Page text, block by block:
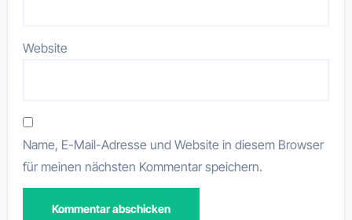
Website
Name, E-Mail-Adresse und Website in diesem Browser
für meinen nächsten Kommentar speichern.